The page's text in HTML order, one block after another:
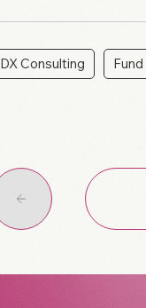
DX Consulting